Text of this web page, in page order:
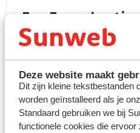
Deze website maakt
Dit zijn kleine tekstbestanden
worden geïnstalleerd als je
Standaard gebruiken we bij
functionele cookies die
FamFun vakanties
Kinderopvang en -animatie,
veel meer. Ontdek FamFun
met het hele gezin!